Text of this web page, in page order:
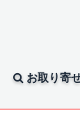
お取り寄